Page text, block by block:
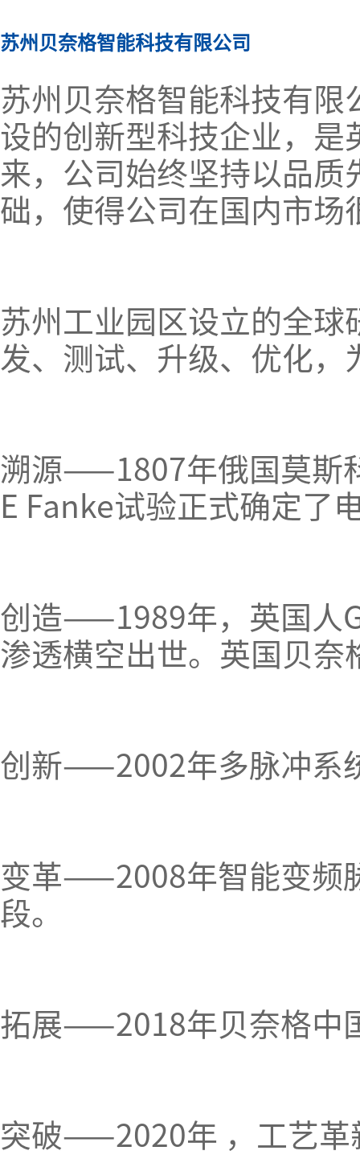
苏州贝奈格智能科技有限公司
苏州贝奈格智能科技有限
设的创新型科技企业，是
来，公司始终坚持以品质
础，使得公司在国内市场
苏州工业园区设立的全球
发、测试、升级、优化
溯源——1807年俄国莫斯
E Fanke试验正式确定了
创造——1989年，英国人
渗透横空出世。英国贝奈
创新——2002年多脉冲系
变革——2008年智能变频
段。
拓展——2018年贝奈格中
突破——2020年 ，工艺革